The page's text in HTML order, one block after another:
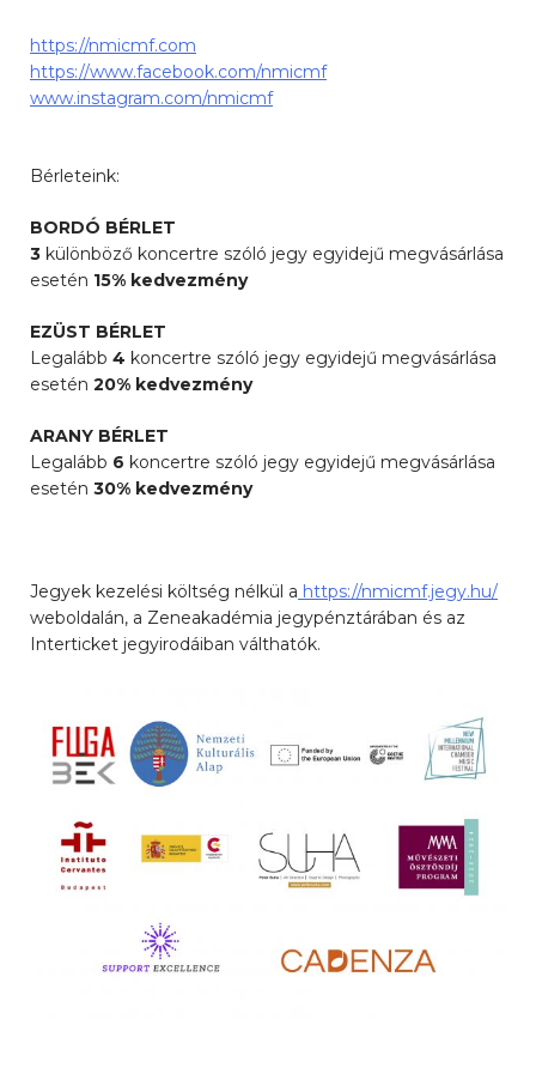
https://nmicmf.com
https://www.facebook.com/nmicmf
www.instagram.com/nmicmf
Bérleteink:
BORDÓ BÉRLET
3 különböző koncertre szóló jegy egyidejű megvásárlása
esetén 15% kedvezmény
EZÜST BÉRLET
Legalább 4 koncertre szóló jegy egyidejű megvásárlása
esetén 20% kedvezmény
ARANY BÉRLET
Legalább 6 koncertre szóló jegy egyidejű megvásárlása
esetén 30% kedvezmény
Jegyek kezelési költség nélkül a https://nmicmf.jegy.hu/
weboldalán, a Zeneakadémia jegypénztárában és az
Interticket jegyirodáiban válthatók.